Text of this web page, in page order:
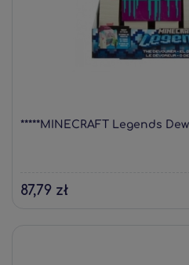
*****MINECRAFT Legends
87,79 zł